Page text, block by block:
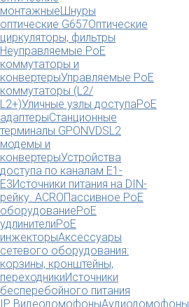
монтажныеШнуры
оптические G657Оптические
циркуляторы, фильтры
Неуправляемые PoE
коммутаторы и
конвертерыУправляемые PoE
коммутаторы (L2/
L2+)Уличные узлы доступаPoE
адаптерыСтанционные
терминалы GPONVDSL2
модемы и
конвертерыУстройства
доступа по каналам E1-
E3Источники питания на DIN-
рейку. ACROПассивное PoE
оборудованиеPoE
удлинителиPoE
инжекторыАксессуары
сетевого оборудования:
корзины, кронштейны,
переходникиИсточники
бесперебойного питания
IP ВидеодомофоныАудиодомофоны